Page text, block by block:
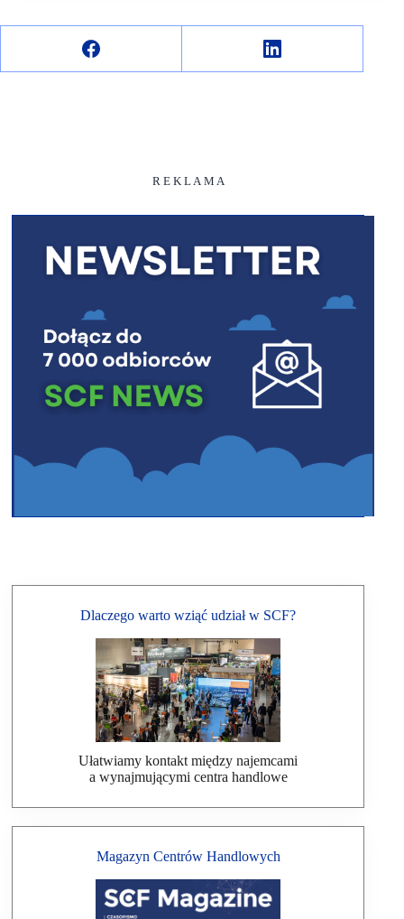
R E K L A M A
Dlaczego warto wziąć udział w SCF?
Ułatwiamy kontakt między najemcami
a wynajmującymi centra handlowe
Magazyn Centrów Handlowych